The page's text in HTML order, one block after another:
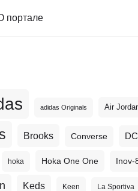
портале
adidas Originals Air
Brooks Converse DC
hoka Hoka One One Inov-
Keds Keen La Sportiva